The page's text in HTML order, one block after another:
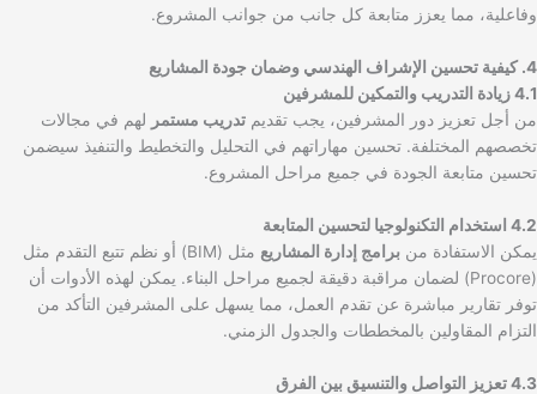
وفاعلية، مما يعزز متابعة كل جانب من جوانب المشروع.
4. كيفية تحسين الإشراف الهندسي وضمان جودة المشاريع
4.1 زيادة التدريب والتمكين للمشرفين
من أجل تعزيز دور المشرفين، يجب تقديم تدريب مستمر لهم في مجالات
تخصصهم المختلفة. تحسين مهاراتهم في التحليل والتخطيط والتنفيذ سيضمن
تحسين متابعة الجودة في جميع مراحل المشروع.
4.2 استخدام التكنولوجيا لتحسين المتابعة
يمكن الاستفادة من برامج إدارة المشاريع
مثل (BIM) أو نظم تتبع التقدم مثل
(Procore) لضمان مراقبة دقيقة لجميع مراحل البناء. يمكن لهذه الأدوات أن
توفر تقارير مباشرة عن تقدم العمل، مما يسهل على المشرفين التأكد من
التزام المقاولين بالمخططات والجدول الزمني.
4.3 تعزيز التواصل والتنسيق بين الفرق